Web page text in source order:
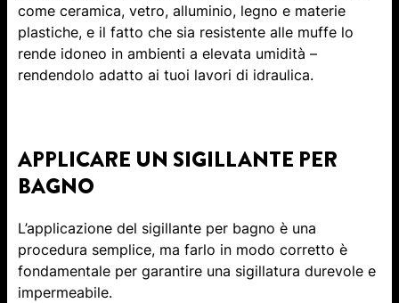
come ceramica, vetro, alluminio, legno e materie
plastiche, e il fatto che sia resistente alle muffe lo
rende idoneo in ambienti a elevata umidità –
rendendolo adatto ai tuoi lavori di idraulica.
APPLICARE UN SIGILLANTE PER
BAGNO
L’applicazione del sigillante per bagno è una
procedura semplice, ma farlo in modo corretto è
fondamentale per garantire una sigillatura durevole e
impermeabile.